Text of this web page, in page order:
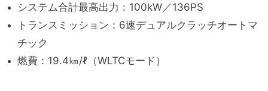
システム合計最高出力：100kW／136PS
トランスミッション：6速デュアルクラッチオートマ
チック
燃費：19.4㎞/ℓ（WLTCモード）